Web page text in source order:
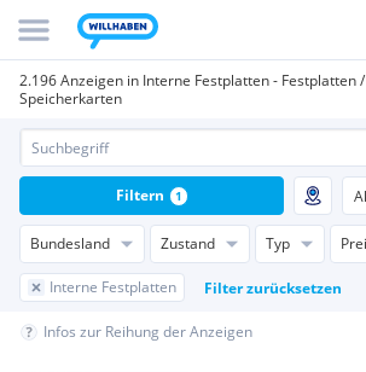
2.196 Anzeigen in Interne Festplatten - Festplatten /
Speicherkarten
Bundesland Zustand Typ
Interne Festplatten Filter zurücksetzen
Filtern 1
Infos zur Reihung der Anzeigen